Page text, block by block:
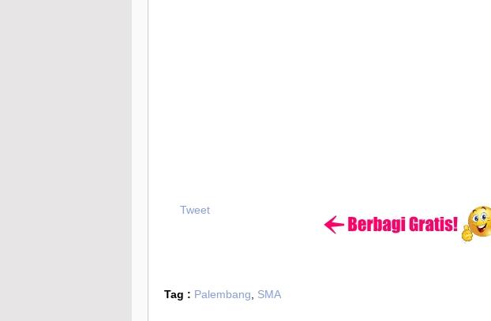
Tweet
Tag : Palembang SMA